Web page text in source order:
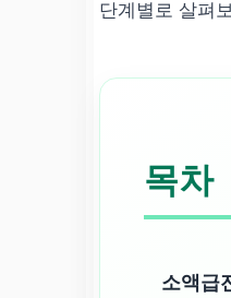
단계별로 살펴
목차
소액급